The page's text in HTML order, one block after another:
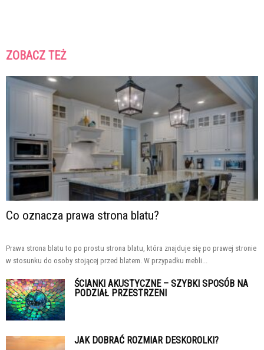
ZOBACZ TEŻ
Co oznacza prawa strona blatu?
Prawa strona blatu to po prostu strona blatu, która znajduje się po prawej stronie
w stosunku do osoby stojącej przed blatem. W przypadku mebli...
ŚCIANKI AKUSTYCZNE – SZYBKI SPOSÓB NA
PODZIAŁ PRZESTRZENI
JAK DOBRAĆ ROZMIAR DESKOROLKI?